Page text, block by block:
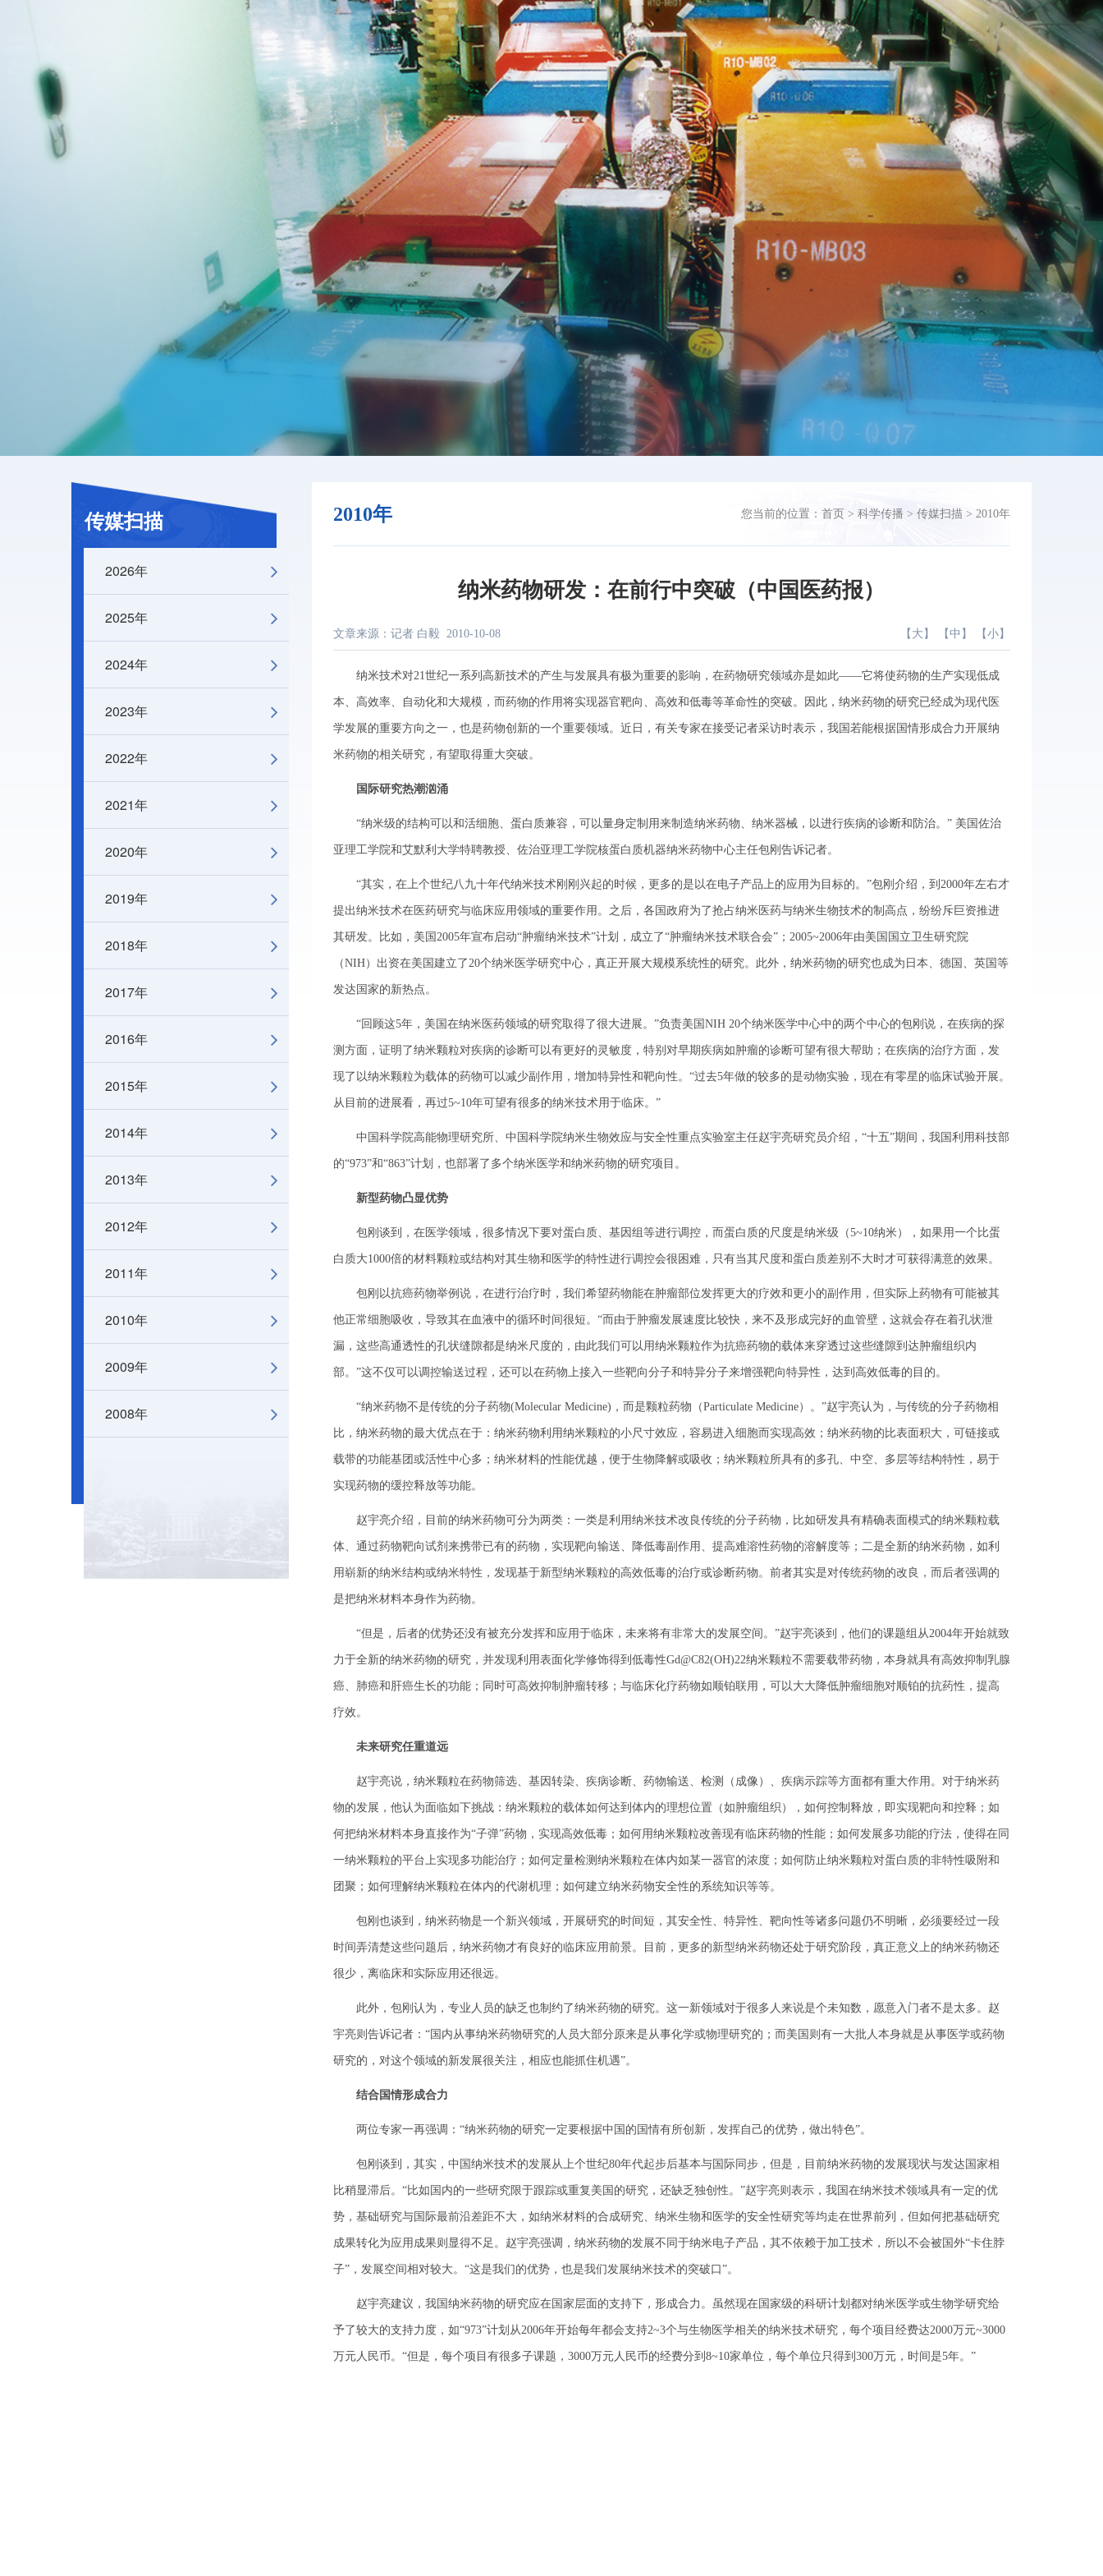
传媒扫描
2026年
2025年
2024年
2023年
2022年
2021年
2020年
2019年
2018年
2017年
2016年
2015年
2014年
2013年
2012年
2011年
2010年
2009年
2008年
2010年 您当前的位置： 首页 > 科学传播 > 传媒扫描 > 2010年
纳米药物研发：在前行中突破（中国医药报）
文章来源：记者 白毅 2010-10-08 【 大 】 【 中 】 【 小 】
纳米技术对21世纪一系列高新技术的产生与发展具有极为重要的影响，在药物研究领域亦是如此——它将使药物的生产实现低成
本、高效率、自动化和大规模，而药物的作用将实现器官靶向、高效和低毒等革命性的突破。因此，纳米药物的研究已经成为现代医
学发展的重要方向之一，也是药物创新的一个重要领域。近日，有关专家在接受记者采访时表示，我国若能根据国情形成合力开展纳
米药物的相关研究，有望取得重大突破。
国际研究热潮汹涌
“纳米级的结构可以和活细胞、蛋白质兼容，可以量身定制用来制造纳米药物、纳米器械，以进行疾病的诊断和防治。” 美国佐治
亚理工学院和艾默利大学特聘教授、佐治亚理工学院核蛋白质机器纳米药物中心主任包刚告诉记者。
“其实，在上个世纪八九十年代纳米技术刚刚兴起的时候，更多的是以在电子产品上的应用为目标的。”包刚介绍，到2000年左右才
提出纳米技术在医药研究与临床应用领域的重要作用。之后，各国政府为了抢占纳米医药与纳米生物技术的制高点，纷纷斥巨资推进
其研发。比如，美国2005年宣布启动“肿瘤纳米技术”计划，成立了“肿瘤纳米技术联合会”；2005~2006年由美国国立卫生研究院
（NIH）出资在美国建立了20个纳米医学研究中心，真正开展大规模系统性的研究。此外，纳米药物的研究也成为日本、德国、英国等
发达国家的新热点。
“回顾这5年，美国在纳米医药领域的研究取得了很大进展。”负责美国NIH 20个纳米医学中心中的两个中心的包刚说，在疾病的探
测方面，证明了纳米颗粒对疾病的诊断可以有更好的灵敏度，特别对早期疾病如肿瘤的诊断可望有很大帮助；在疾病的治疗方面，发
现了以纳米颗粒为载体的药物可以减少副作用，增加特异性和靶向性。“过去5年做的较多的是动物实验，现在有零星的临床试验开展。
从目前的进展看，再过5~10年可望有很多的纳米技术用于临床。”
中国科学院高能物理研究所、中国科学院纳米生物效应与安全性重点实验室主任赵宇亮研究员介绍，“十五”期间，我国利用科技部
的“973”和“863”计划，也部署了多个纳米医学和纳米药物的研究项目。
新型药物凸显优势
包刚谈到，在医学领域，很多情况下要对蛋白质、基因组等进行调控，而蛋白质的尺度是纳米级（5~10纳米），如果用一个比蛋
白质大1000倍的材料颗粒或结构对其生物和医学的特性进行调控会很困难，只有当其尺度和蛋白质差别不大时才可获得满意的效果。
包刚以抗癌药物举例说，在进行治疗时，我们希望药物能在肿瘤部位发挥更大的疗效和更小的副作用，但实际上药物有可能被其
他正常细胞吸收，导致其在血液中的循环时间很短。“而由于肿瘤发展速度比较快，来不及形成完好的血管壁，这就会存在着孔状泄
漏，这些高通透性的孔状缝隙都是纳米尺度的，由此我们可以用纳米颗粒作为抗癌药物的载体来穿透过这些缝隙到达肿瘤组织内
部。”这不仅可以调控输送过程，还可以在药物上接入一些靶向分子和特异分子来增强靶向特异性，达到高效低毒的目的。
“纳米药物不是传统的分子药物(Molecular Medicine)，而是颗粒药物（Particulate Medicine）。”赵宇亮认为，与传统的分子药物相
比，纳米药物的最大优点在于：纳米药物利用纳米颗粒的小尺寸效应，容易进入细胞而实现高效；纳米药物的比表面积大，可链接或
载带的功能基团或活性中心多；纳米材料的性能优越，便于生物降解或吸收；纳米颗粒所具有的多孔、中空、多层等结构特性，易于
实现药物的缓控释放等功能。
赵宇亮介绍，目前的纳米药物可分为两类：一类是利用纳米技术改良传统的分子药物，比如研发具有精确表面模式的纳米颗粒载
体、通过药物靶向试剂来携带已有的药物，实现靶向输送、降低毒副作用、提高难溶性药物的溶解度等；二是全新的纳米药物，如利
用崭新的纳米结构或纳米特性，发现基于新型纳米颗粒的高效低毒的治疗或诊断药物。前者其实是对传统药物的改良，而后者强调的
是把纳米材料本身作为药物。
“但是，后者的优势还没有被充分发挥和应用于临床，未来将有非常大的发展空间。”赵宇亮谈到，他们的课题组从2004年开始就致
力于全新的纳米药物的研究，并发现利用表面化学修饰得到低毒性Gd@C82(OH)22纳米颗粒不需要载带药物，本身就具有高效抑制乳腺
癌、肺癌和肝癌生长的功能；同时可高效抑制肿瘤转移；与临床化疗药物如顺铂联用，可以大大降低肿瘤细胞对顺铂的抗药性，提高
疗效。
未来研究任重道远
赵宇亮说，纳米颗粒在药物筛选、基因转染、疾病诊断、药物输送、检测（成像）、疾病示踪等方面都有重大作用。对于纳米药
物的发展，他认为面临如下挑战：纳米颗粒的载体如何达到体内的理想位置（如肿瘤组织），如何控制释放，即实现靶向和控释；如
何把纳米材料本身直接作为“子弹”药物，实现高效低毒；如何用纳米颗粒改善现有临床药物的性能；如何发展多功能的疗法，使得在同
一纳米颗粒的平台上实现多功能治疗；如何定量检测纳米颗粒在体内如某一器官的浓度；如何防止纳米颗粒对蛋白质的非特性吸附和
团聚；如何理解纳米颗粒在体内的代谢机理；如何建立纳米药物安全性的系统知识等等。
包刚也谈到，纳米药物是一个新兴领域，开展研究的时间短，其安全性、特异性、靶向性等诸多问题仍不明晰，必须要经过一段
时间弄清楚这些问题后，纳米药物才有良好的临床应用前景。目前，更多的新型纳米药物还处于研究阶段，真正意义上的纳米药物还
很少，离临床和实际应用还很远。
此外，包刚认为，专业人员的缺乏也制约了纳米药物的研究。这一新领域对于很多人来说是个未知数，愿意入门者不是太多。赵
宇亮则告诉记者：“国内从事纳米药物研究的人员大部分原来是从事化学或物理研究的；而美国则有一大批人本身就是从事医学或药物
研究的，对这个领域的新发展很关注，相应也能抓住机遇”。
结合国情形成合力
两位专家一再强调：“纳米药物的研究一定要根据中国的国情有所创新，发挥自己的优势，做出特色”。
包刚谈到，其实，中国纳米技术的发展从上个世纪80年代起步后基本与国际同步，但是，目前纳米药物的发展现状与发达国家相
比稍显滞后。“比如国内的一些研究限于跟踪或重复美国的研究，还缺乏独创性。”赵宇亮则表示，我国在纳米技术领域具有一定的优
势，基础研究与国际最前沿差距不大，如纳米材料的合成研究、纳米生物和医学的安全性研究等均走在世界前列，但如何把基础研究
成果转化为应用成果则显得不足。赵宇亮强调，纳米药物的发展不同于纳米电子产品，其不依赖于加工技术，所以不会被国外“卡住脖
子”，发展空间相对较大。“这是我们的优势，也是我们发展纳米技术的突破口”。
赵宇亮建议，我国纳米药物的研究应在国家层面的支持下，形成合力。虽然现在国家级的科研计划都对纳米医学或生物学研究给
予了较大的支持力度，如“973”计划从2006年开始每年都会支持2~3个与生物医学相关的纳米技术研究，每个项目经费达2000万元~3000
万元人民币。“但是，每个项目有很多子课题，3000万元人民币的经费分到8~10家单位，每个单位只得到300万元，时间是5年。”